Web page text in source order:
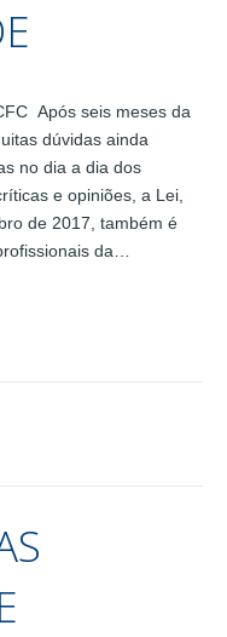
Após seis meses da
dúvidas ainda
no dia a dia dos
e opiniões, a Lei,
de 2017, também é
da…